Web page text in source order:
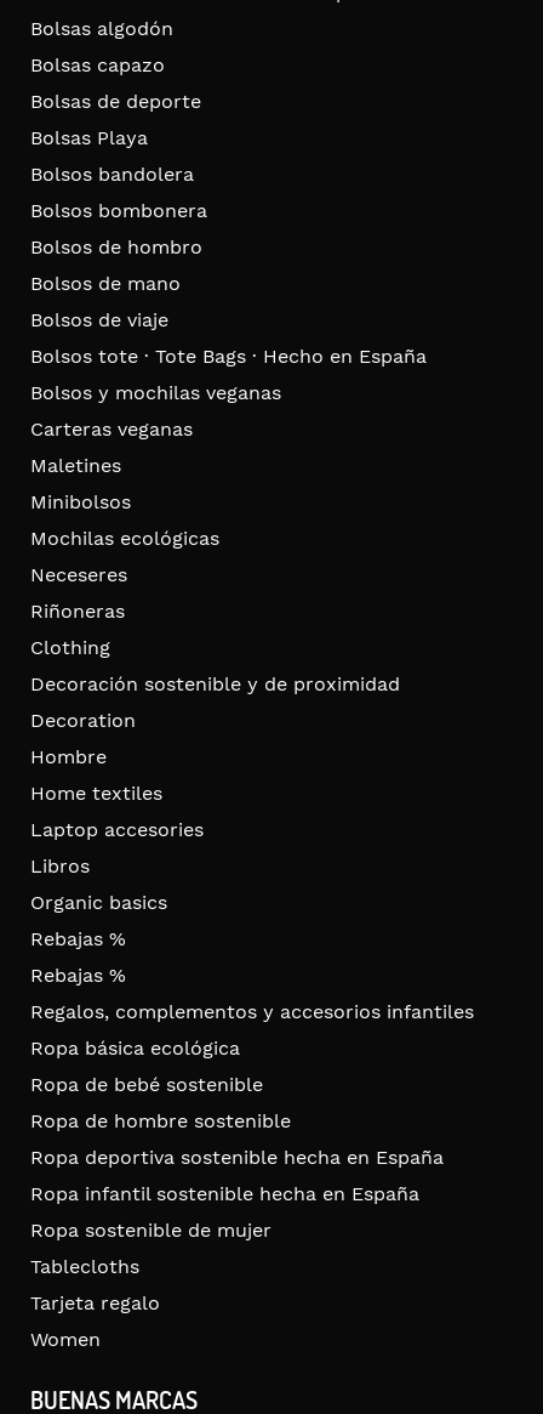
Bolsas algodón
Bolsas capazo
Bolsas de deporte
Bolsas Playa
Bolsos bandolera
Bolsos bombonera
Bolsos de hombro
Bolsos de mano
Bolsos de viaje
Bolsos tote · Tote Bags · Hecho en España
Bolsos y mochilas veganas
Carteras veganas
Maletines
Minibolsos
Mochilas ecológicas
Neceseres
Riñoneras
Clothing
Decoración sostenible y de proximidad
Decoration
Hombre
Home textiles
Laptop accesories
Libros
Organic basics
Rebajas %
Rebajas %
Regalos, complementos y accesorios infantiles
Ropa básica ecológica
Ropa de bebé sostenible
Ropa de hombre sostenible
Ropa deportiva sostenible hecha en España
Ropa infantil sostenible hecha en España
Ropa sostenible de mujer
Tablecloths
Tarjeta regalo
Women
BUENAS MARCAS